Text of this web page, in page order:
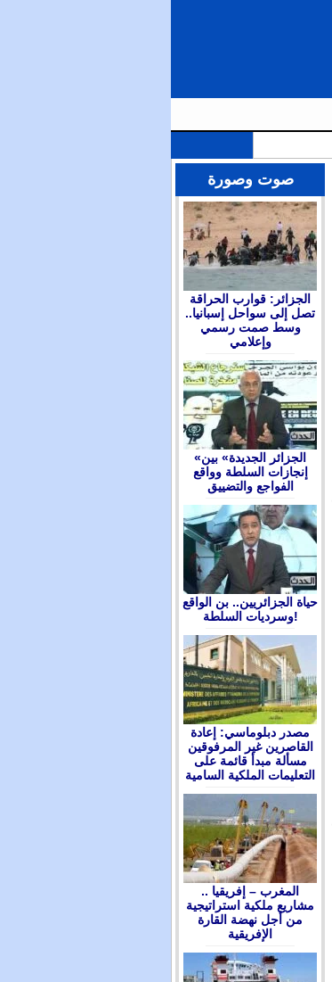
صوت وصورة
الجزائر: قوارب الحراقة
تصل إلى سواحل إسبانيا..
وسط صمت رسمي
وإعلامي
«الجزائر الجديدة» بين
إنجازات السلطة وواقع
الفواجع والتضييق
حياة الجزائريين.. بن الواقع
وسرديات السلطة!
مصدر دبلوماسي: إعادة
القاصرين غير المرفوقين
مسألة مبدأ قائمة على
التعليمات الملكية السامية
المغرب – إفريقيا ..
مشاريع ملكية استراتيجية
من أجل نهضة القارة
الإفريقية